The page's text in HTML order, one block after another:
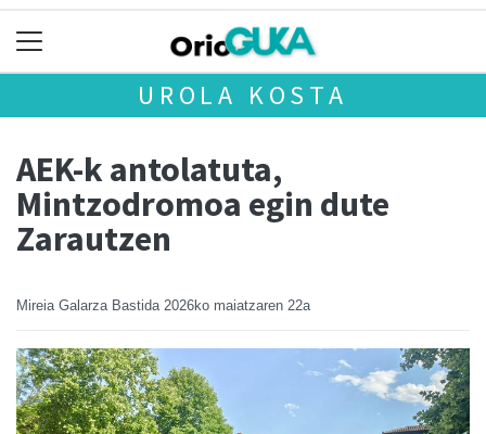
UROLA KOSTA
AEK-k antolatuta,
Mintzodromoa egin dute
Zarautzen
Mireia Galarza Bastida 2026ko maiatzaren 22a